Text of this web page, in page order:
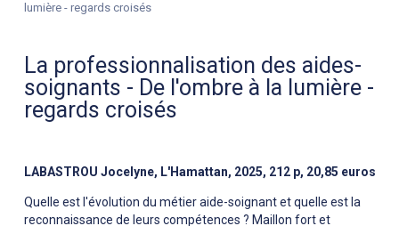
lumière - regards croisés
La professionnalisation des aides-
soignants - De l'ombre à la lumière -
regards croisés
LABASTROU Jocelyne, L'Hamattan, 2025, 212 p, 20,85 euros
Quelle est l'évolution du métier aide-soignant et quelle est la
reconnaissance de leurs compétences ? Maillon fort et